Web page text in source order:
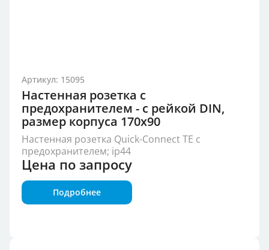
Артикул: 15095
Настенная розетка с
предохранителем - с рейкой DIN,
размер корпуса 170x90
Настенная розетка Quick-Connect TE с
предохранителем; ip44
Цена по запросу
Подробнее